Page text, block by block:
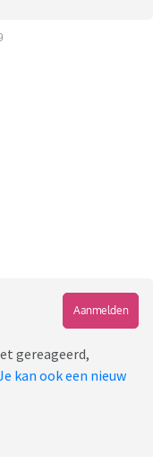
Aanmelden
gereageerd,
kan ook een nieuw